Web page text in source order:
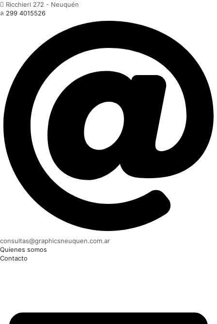
Ricchieri 272 - Neuquén
299 4015526
consultas@graphicsneuquen.com.ar
Quienes somos
Contacto